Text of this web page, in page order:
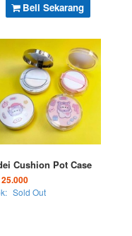
Beli Sekarang
Cushion Pot Case
Sold Out